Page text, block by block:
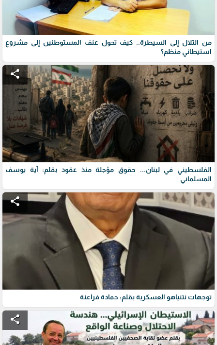
من التلال إلى السيطرة.. كيف تحول عنف المستوطنين إلى مشروع
استيطاني منظم؟
share
الفلسطيني في لبنان... حقوق مؤجلة منذ عقود بقلم: آية يوسف
المسلماني
share
توجهات نتنياهو العسكرية بقلم: حمادة فراعنة
share